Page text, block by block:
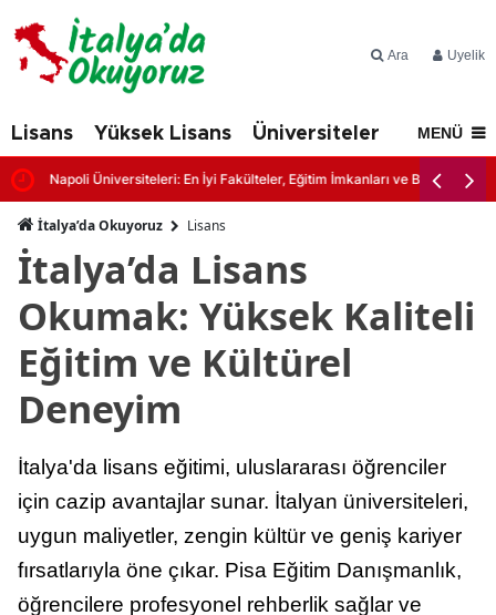
Ara Üyelik
Lisans Yüksek Lisans Üniversiteler İtalya'da
MENÜ
Napoli Üniversiteleri: En İyi Fakülteler, Eğitim İmkanları ve Başvuru
İtalya’da Okuyoruz Lisans
İtalya’da Lisans
Okumak: Yüksek Kaliteli
Eğitim ve Kültürel
Deneyim
İtalya'da lisans eğitimi, uluslararası öğrenciler
için cazip avantajlar sunar. İtalyan üniversiteleri,
uygun maliyetler, zengin kültür ve geniş kariyer
fırsatlarıyla öne çıkar. Pisa Eğitim Danışmanlık,
öğrencilere profesyonel rehberlik sağlar ve